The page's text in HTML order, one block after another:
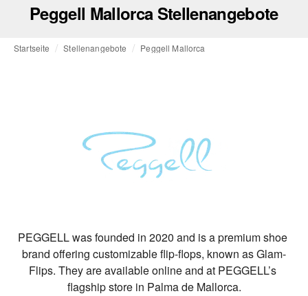
Peggell Mallorca Stellenangebote
Startseite Stellenangebote Peggell Mallorca
PEGGELL was founded in 2020 and is a premium shoe
brand offering customizable flip-flops, known as Glam-
Flips. They are available online and at PEGGELL’s
flagship store in Palma de Mallorca.